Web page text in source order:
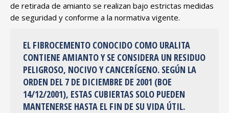
de retirada de amianto se realizan bajo estrictas medidas
de seguridad y conforme a la normativa vigente.
EL FIBROCEMENTO CONOCIDO COMO URALITA
CONTIENE AMIANTO Y SE CONSIDERA UN RESIDUO
PELIGROSO, NOCIVO Y CANCERÍGENO. SEGÚN LA
ORDEN DEL 7 DE DICIEMBRE DE 2001 (BOE
14/12/2001), ESTAS CUBIERTAS SOLO PUEDEN
MANTENERSE HASTA EL FIN DE SU VIDA ÚTIL.